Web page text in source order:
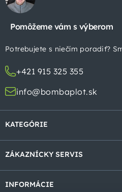
Pomôžeme vám s výberom
Potrebujete s niečím poradiť?
+421 915 325 355
info@bombaplot.sk
KATEGÓRIE
Zvárané panely
ZÁKAZNÍCKY SERVIS
INFORMÁCIE